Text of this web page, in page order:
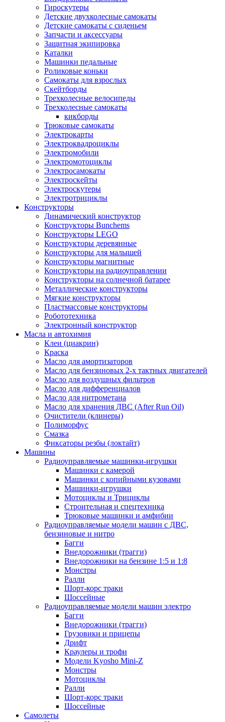
Гироскутеры
Детские двухколесные самокаты
Детские самокаты с сиденьем
Запчасти и аксессуары
Защитная экипировка
Каталки
Машинки педальные
Роликовые коньки
Самокаты для взрослых
Скейтборды
Трехколесные велосипеды
Трехколесные самокаты
кикборды
Трюковые самокаты
Электрокарты
Электроквадроциклы
Электромобили
Электромотоциклы
Электросамокаты
Электроскейты
Электроскутеры
Электротрициклы
Конструкторы
Динамический конструктор
Конструкторы Bunchems
Конструкторы LEGO
Конструкторы деревянные
Конструкторы для малышей
Конструкторы магнитные
Конструкторы на радиоуправлении
Конструкторы на солнечной батарее
Металлические конструкторы
Мягкие конструкторы
Пластмассовые конструкторы
Робототехника
Электронный конструктор
Масла и автохимия
Клеи (циакрин)
Краска
Масло для амортизаторов
Масло для бензиновых 2-х тактных двигателей
Масло для воздушных фильтров
Масло для дифференциалов
Масло для нитрометана
Масло для хранения ДВС (After Run Oil)
Очистители (клинеры)
Полиморфус
Смазка
Фиксаторы резбы (локтайт)
Машины
Радиоуправляемые машинки-игрушки
Машинки с камерой
Машинки с копийными кузовами
Машинки-игрушки
Мотоциклы и Трициклы
Строительная и спецтехника
Трюковые машинки и амфибии
Радиоуправляемые модели машин с ДВС,
бензиновые и нитро
Багги
Внедорожники (трагги)
Внедорожники на бензине 1:5 и 1:8
Монстры
Ралли
Шорт-корс траки
Шоссейные
Радиоуправляемые модели машин электро
Багги
Внедорожники (трагги)
Грузовики и прицепы
Дрифт
Краулеры и трофи
Модели Kyosho Mini-Z
Монстры
Мотоциклы
Ралли
Шорт-корс траки
Шоссейные
Самолеты